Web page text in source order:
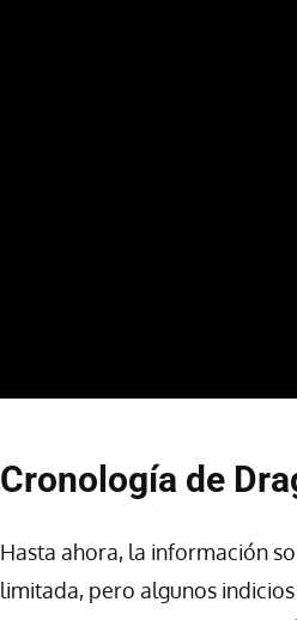
Cronología de
Hasta ahora, la información
limitada, pero algunos